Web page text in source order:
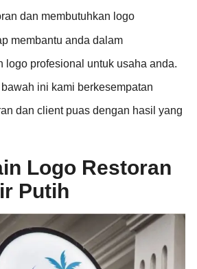
dan membutuhkan logo
membantu anda dalam
logo profesional untuk usaha anda.
ini kami berkesempatan
dan client puas dengan hasil yang
Logo Restoran
Putih